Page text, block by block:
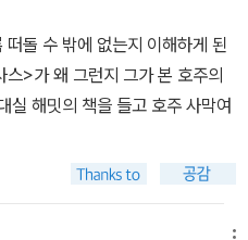
시작하는 이야기로 새롭게 태
은 빔 벤더스 사진 철학의 정수가
레송의 『재빠른 이미지』(미국
바이블라 할 수 있
사랑하는 20세기 최고의 감독
돌 수 밖에 없는지 이해하게 된
>가 왜 그런지 그가 본 호주의
실 해밋의 책을 들고 호주 사막여